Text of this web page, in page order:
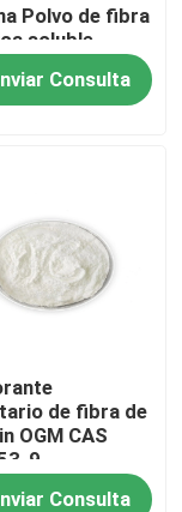
Polvo de fibra
soluble
Consulta
de fibra de
OGM CAS
9
Consulta